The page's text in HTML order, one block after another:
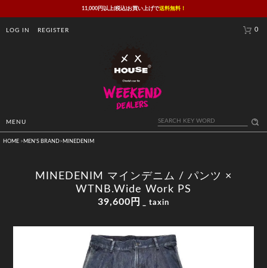
11,000円以上(税込)お買い上げで送料無料！
LOG IN REGISTER 0
MENU
HOME > MEN'S BRAND> MINEDENIM
MINEDENIM マインデニム / パンツ ×
WTNB.Wide Work PS
39,600円 _ taxin